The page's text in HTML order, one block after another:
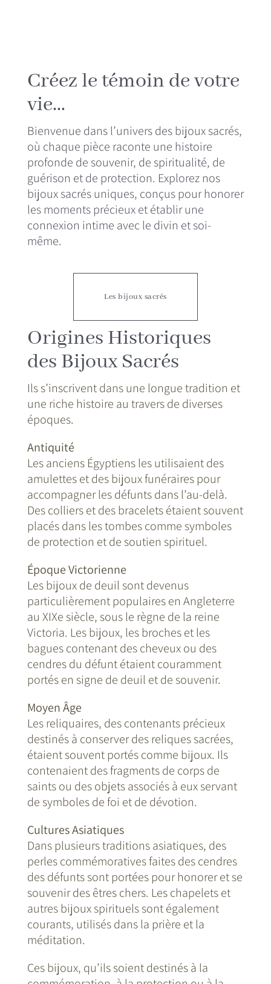
Créez le témoin de votre
vie…
Bienvenue dans l’univers des bijoux sacrés,
où chaque pièce raconte une histoire
profonde de souvenir, de spiritualité, de
guérison et de protection. Explorez nos
bijoux sacrés uniques, conçus pour honorer
les moments précieux et établir une
connexion intime avec le divin et soi-
même.
Les bijoux sacrés
Origines Historiques
des Bijoux Sacrés
Ils s’inscrivent dans une longue tradition et
une riche histoire au travers de diverses
époques.
Antiquité
Les anciens Égyptiens les utilisaient des
amulettes et des bijoux funéraires pour
accompagner les défunts dans l’au-delà.
Des colliers et des bracelets étaient souvent
placés dans les tombes comme symboles
de protection et de soutien spirituel.
Époque Victorienne
Les bijoux de deuil sont devenus
particulièrement populaires en Angleterre
au XIXe siècle, sous le règne de la reine
Victoria. Les bijoux, les broches et les
bagues contenant des cheveux ou des
cendres du défunt étaient couramment
portés en signe de deuil et de souvenir.
Moyen Âge
Les reliquaires, des contenants précieux
destinés à conserver des reliques sacrées,
étaient souvent portés comme bijoux. Ils
contenaient des fragments de corps de
saints ou des objets associés à eux servant
de symboles de foi et de dévotion.
Cultures Asiatiques
Dans plusieurs traditions asiatiques, des
perles commémoratives faites des cendres
des défunts sont portées pour honorer et se
souvenir des êtres chers. Les chapelets et
autres bijoux spirituels sont également
courants, utilisés dans la prière et la
méditation.
Ces bijoux, qu’ils soient destinés à la